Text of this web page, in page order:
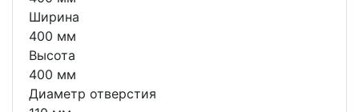
Ширина
400 мм
Высота
400 мм
Диаметр отверстия